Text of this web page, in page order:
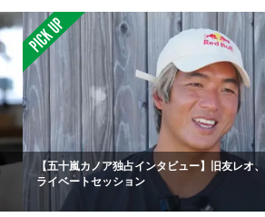
【五十嵐カノア独占インタビュー】旧友レオ
ライベートセッション